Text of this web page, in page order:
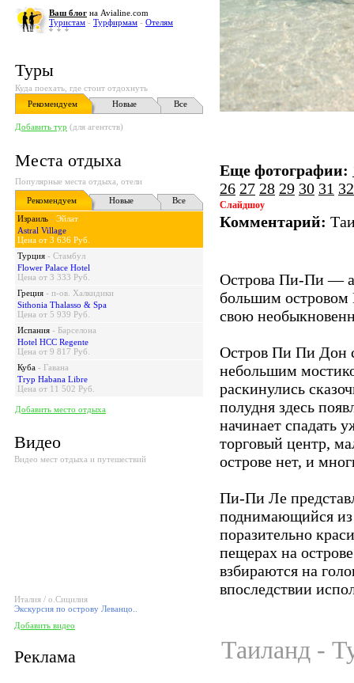
Ваш блог на Avialine.com
Туристам - Турфирмам - Отелям
Туры
Куда поехать, где стоит отдохнуть
Рекомендуем
Новые Все
Добавить тур (для агентств)
Места отдыха
Популярные места отдыха, отели
Рекомендуем
Новые
Все
Израиль - Эйлат
Astral Village
Цена от 3 636 Руб.
Турция - Стамбул
Flower Palace Hotel
Цена от 3 333 Руб.
Греция - п-ов. Халкидики
Sithonia Thalasso & Spa
Цена от 5 939 Руб.
Испания - Барселона
Hotel HCC Regente
Цена от 9 817 Руб.
Куба - Гавана
Tryp Habana Libre
Цена от 11 502 Руб.
Добавить место отдыха
Видео
Видео мест отдыха и путешествий
Италия / о.Сицилия
Экскурсия по острову Леванцо..
Добавить видео
Реклама
Еще фотографии:
26 27 28 29 30 31 32
Слайдшоу
Комментарий:
Острова Пи-Пи —
большим островом
свою
Остров Пи Пи Дон
неболь­шим
раскину­лись
полудня здесь
начинает спадать
тор­говый центр,
острове нет, и
Пи-Пи Ле
поднимающийся из
поразительно
пещерах на
взбираются на
впоследствии
Таиланд -